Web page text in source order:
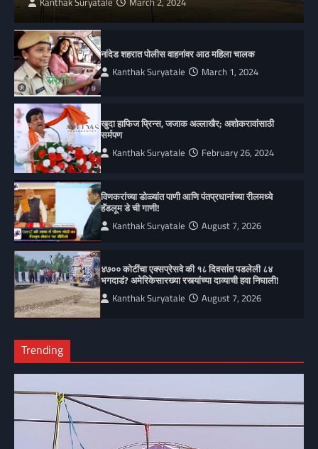
नांदेड शहरात पोलीस वाहनांवर आठ महिला चालक
Kanthak Suryatale March 1, 2024
खुदा हाफिज प्रिन्स, जजाक अल्लाखैर; अशोकरावांसाठी
सर्मपण
Kanthak Suryatale February 26, 2024
विणकरांच्या डोळ्यांत पाणी आणि पंतप्रधानांच्या रीलमध्ये
हॅंडलूम डे ची गाणी!
Kanthak Suryatale August 7, 2026
४७०० कोटींचा एक्सप्रेसवे की १८ दिवसांत पडलेली ८४
भगदाडं? अमेरिकेसारख्या रस्त्यांच्या दाव्याची हवा निघाली!
Kanthak Suryatale August 7, 2026
Trending